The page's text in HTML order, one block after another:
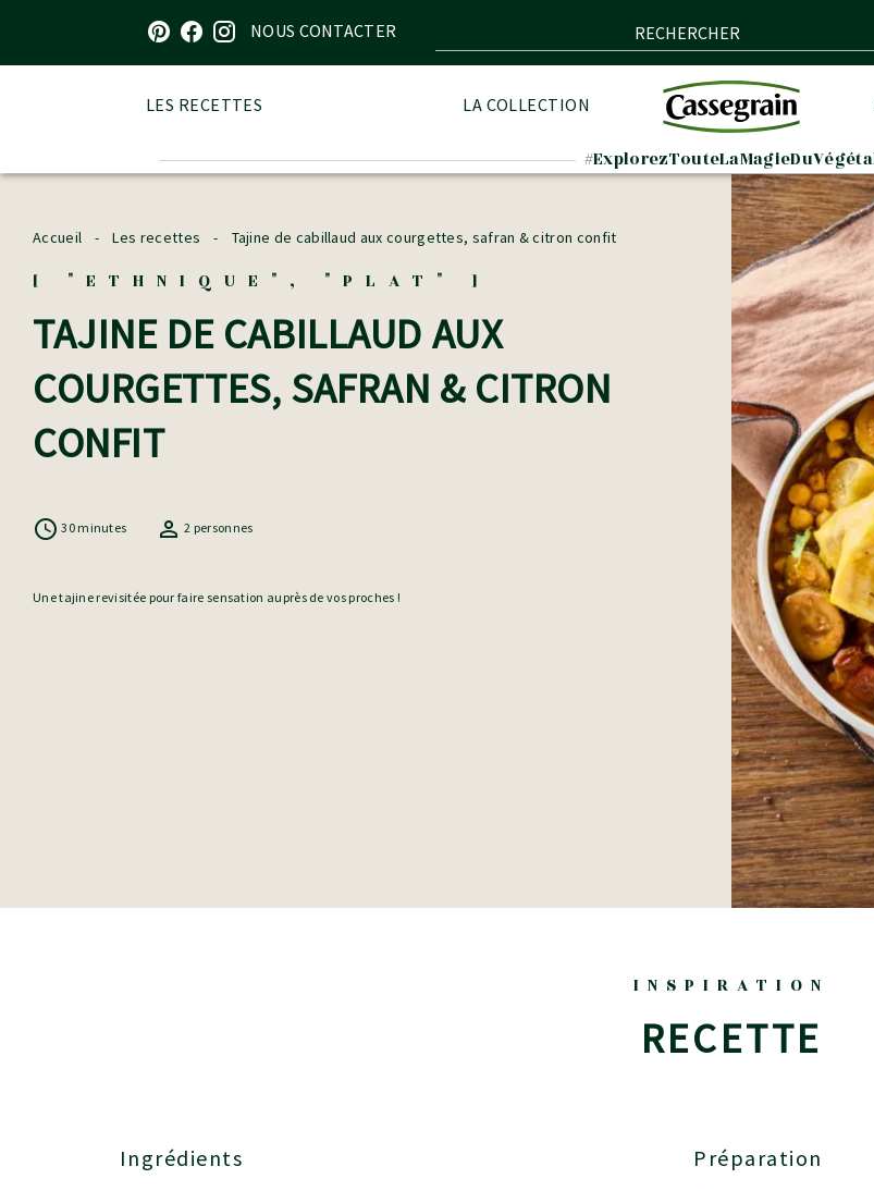
Visitez notre page sur Pinterest
Visitez notre page sur Facebook
Visitez notre page sur Instagram
NOUS CONTACTER RECHERCHER
LES RECETTES LA COLLECTION
Accueil - Les recettes - Tajine de cabillaud aux courgettes, safran & citron confit
[ "ETHNIQUE", "PLAT" ]
TAJINE DE CABILLAUD AUX
COURGETTES, SAFRAN & CITRON
CONFIT
30 minutes 2 personnes
Une tajine revisitée pour faire sensation auprès de vos proches !
INSPIRATION
RECETTE
Ingrédients Préparation